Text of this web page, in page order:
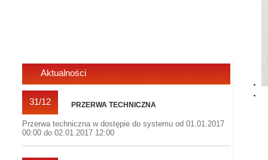
Aktualności
31/12 PRZERWA TECHNICZNA
Przerwa techniczna w dostępie do systemu od 01.01.2017
00:00 do 02.01.2017 12:00